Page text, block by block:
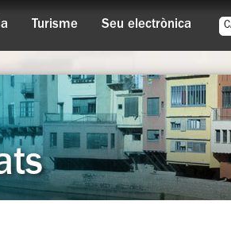
Turisme Seu electrònica